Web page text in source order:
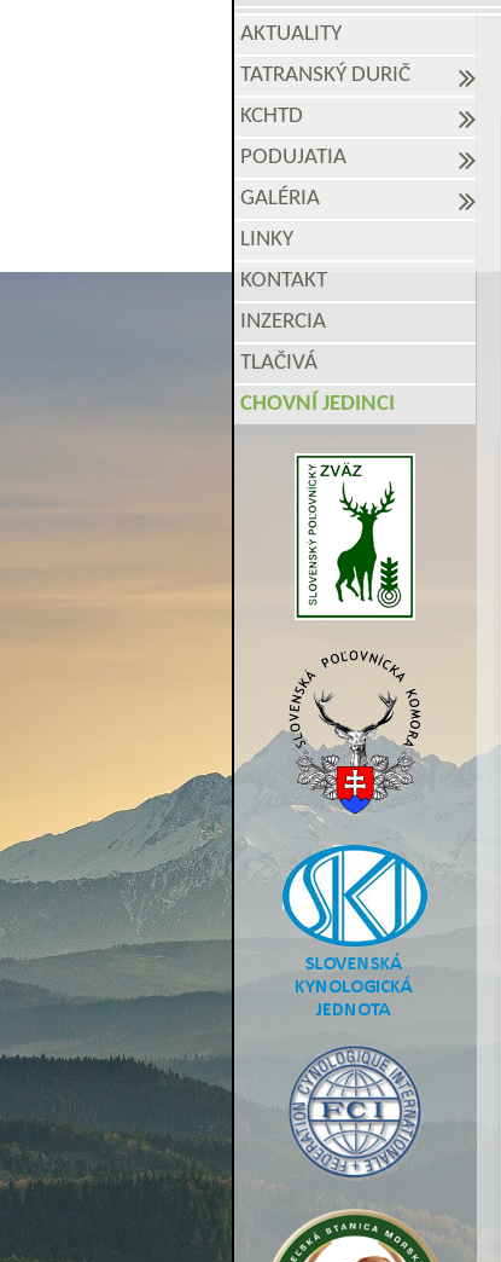
AKTUALITY
TATRANSKÝ DURIČ
KCHTD
PODUJATIA
GALÉRIA
LINKY
KONTAKT
INZERCIA
TLAČIVÁ
CHOVNÍ JEDINCI